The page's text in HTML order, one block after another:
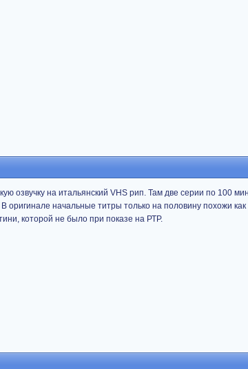
озвучку на итальянский VHS рип. Там две серии по 100
начальные титры только на половину похожи
которой не было при показе на РТР.